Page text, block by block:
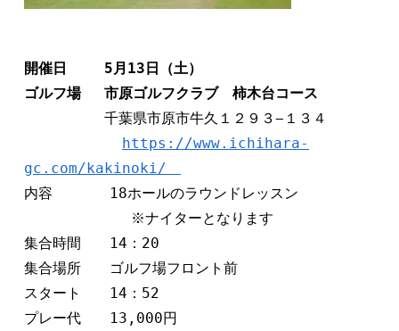
開催日　　 5月13日（土）
ゴルフ場　 市原ゴルフクラブ　柿木台コース
千葉県市原市牛久１２９３−１３４
https://www.ichihara-
gc.com/kakinoki/
内容　　　　18ホールのラウンドレッスン
集合時間　　14：20
集合場所　　ゴルフ場フロント前
スタート　　14：52
プレー代　　13,000円